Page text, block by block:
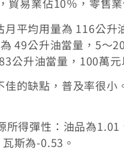
平均用量為 116公
49公升油當量，5～
公升油當量，100萬
的缺點，普及率很
所得彈性：油品為
斯為-0.53。